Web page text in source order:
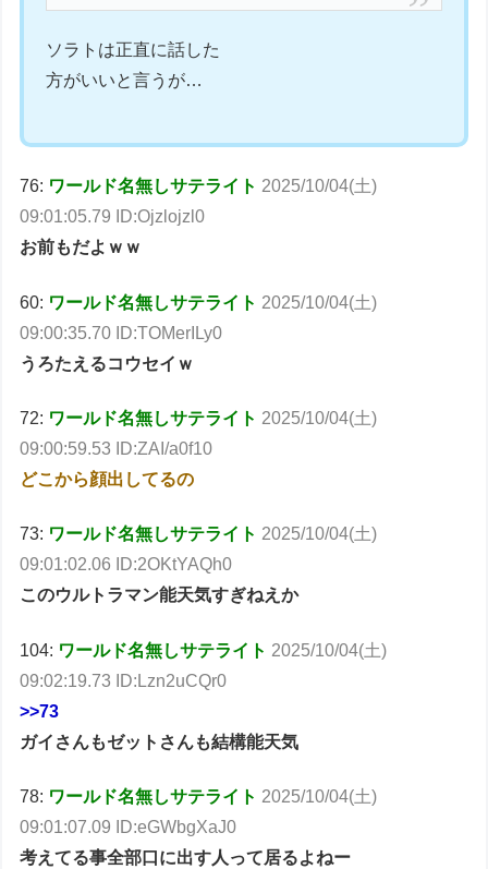
ソラトは正直に話した
方がいいと言うが…
76: ワールド名無しサテライト 2025/10/04(土)
09:01:05.79 ID:Ojzlojzl0
お前もだよｗｗ
60: ワールド名無しサテライト 2025/10/04(土)
09:00:35.70 ID:TOMerILy0
うろたえるコウセイｗ
72: ワールド名無しサテライト 2025/10/04(土)
09:00:59.53 ID:ZAI/a0f10
どこから顔出してるの
73: ワールド名無しサテライト2025/10/04(土)
09:01:02.06 ID:2OKtYAQh0
このウルトラマン能天気すぎねえか
104: ワールド名無しサテライト 2025/10/04(土)
09:02:19.73 ID:Lzn2uCQr0
>>73
ガイさんもゼットさんも結構能天気
78: ワールド名無しサテライト 2025/10/04(土)
09:01:07.09 ID:eGWbgXaJ0
考えてる事全部口に出す人って居るよねー